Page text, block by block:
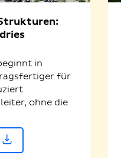
in
für
ohne die